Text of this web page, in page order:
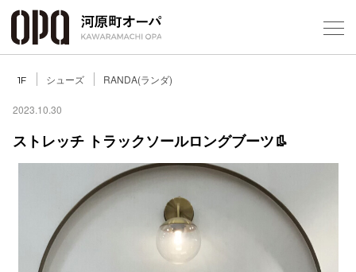
1F シューズ RANDA(ランダ)
2023.10.30
ストレッチ トラックソールロングブーツ👢
レスト